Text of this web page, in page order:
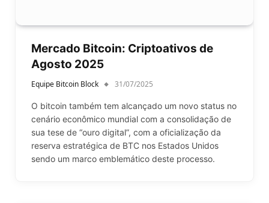
Mercado Bitcoin: Criptoativos de
Agosto 2025
Equipe Bitcoin Block 31/07/2025
O bitcoin também tem alcançado um novo status no
cenário econômico mundial com a consolidação de
sua tese de “ouro digital”, com a oficialização da
reserva estratégica de BTC nos Estados Unidos
sendo um marco emblemático deste processo.